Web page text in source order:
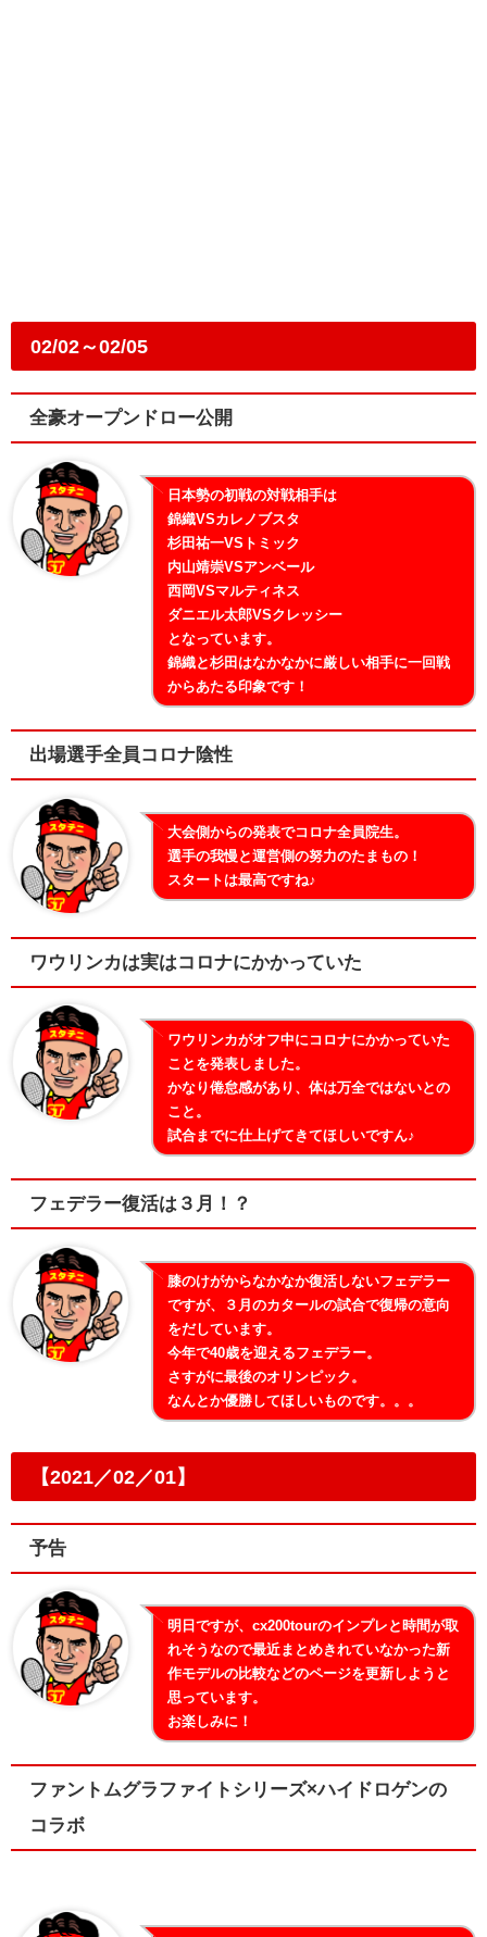
02/02～02/05
全豪オープンドロー公開
日本勢の初戦の対戦相手は
錦織VSカレノブスタ
杉田祐一VSトミック
内山靖崇VSアンベール
西岡VSマルティネス
ダニエル太郎VSクレッシー
となっています。
錦織と杉田はなかなかに厳しい相手に一回戦
からあたる印象です！
出場選手全員コロナ陰性
大会側からの発表でコロナ全員院生。
選手の我慢と運営側の努力のたまもの！
スタートは最高ですね♪
ワウリンカは実はコロナにかかっていた
ワウリンカがオフ中にコロナにかかっていた
ことを発表しました。
かなり倦怠感があり、体は万全ではないとの
こと。
試合までに仕上げてきてほしいですん♪
フェデラー復活は３月！？
膝のけがからなかなか復活しないフェデラー
ですが、３月のカタールの試合で復帰の意向
をだしています。
今年で40歳を迎えるフェデラー。
さすがに最後のオリンピック。
なんとか優勝してほしいものです。。。
【2021／02／01】
予告
明日ですが、cx200tourのインプレと時間が取
れそうなので最近まとめきれていなかった新
作モデルの比較などのページを更新しようと
思っています。
お楽しみに！
ファントムグラファイトシリーズ×ハイドロゲンの
コラボ